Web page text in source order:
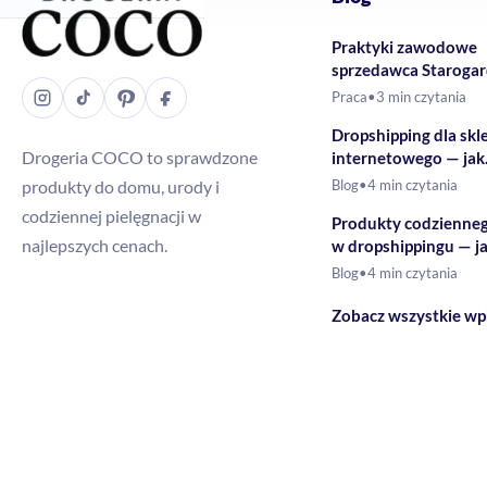
Drogeria COCO to sprawdzone
produkty do domu, urody i
codziennej pielęgnacji w
najlepszych cenach.
Praktyki zawodowe
sprzedawca
Gdański – Drogeria
Praca•3 min czytania
Dropshipping dla
internetowego — jak
rozszerzyć ofertę o
Blog•4 min czytania
Produkty
w dropshippingu —
budować ofertę?
Blog•4 min czytania
Zobacz wszystkie